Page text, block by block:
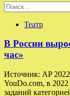
Найти:
Театр
В России
час»
Источник: AP
YouDo.com, в
заданий